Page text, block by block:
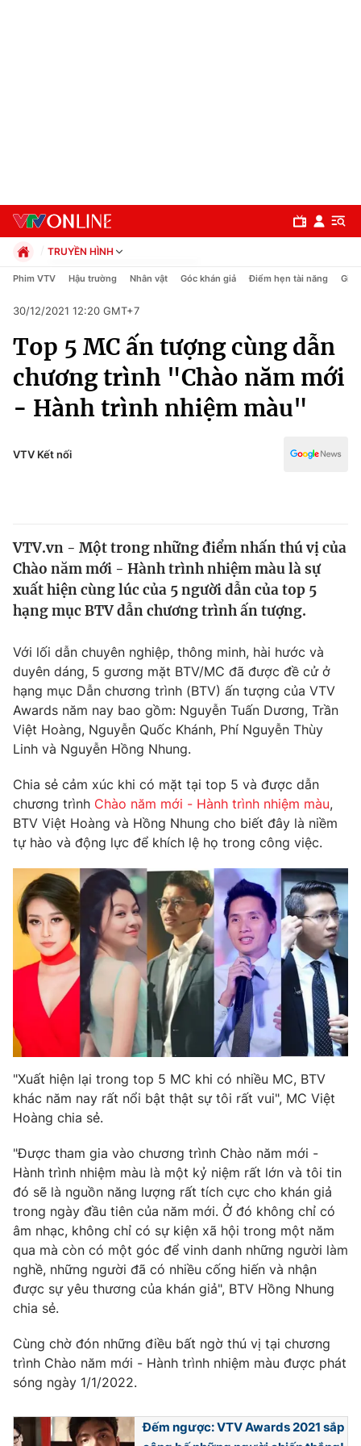
Chuyên mục
Chính trị
Xã hội
Pháp luật
Thế giới
Tin tức
Thế giới đó đây
Câu chuyện quốc tế
Kinh tế
Thị trường
Góc doanh nghiệp
Dữ liệu và đời sống
Truyền hình
Phim VTV
Hậu trường
Nhân vật
Khán giả
Giải trí
Âm nhạc
Sao
Đời sống
Du lịch
Làm đẹp
Chất lượng cuộc sống
Giáo dục
Tuyển sinh
Học trực tuyến
Công nghệ
Hitech Công nghệ tương lai
Sản phẩm
Thị trường
Tư vấn
Giao lưu trực tuyến
Lịch phát sóng
Chuyên mục khác
Photo Infographic
Video Shorts video
VTV Money VTV Thể thao
VTV Sức khoẻ Bất động sản
Thị trường 24h Tấm lòng Việt
VTV4 Vươn mình bằng AI
VTV9
Liên hệ tòa soạn English
TRUYỀN HÌNH
Chính trị
Pháp luật
Kinh tế
Thể thao
Truyền hình
Văn hóa - Giải trí
Phim VTV Hậu trường Nhân vật Góc khán giả Điểm hẹn tài năng Giải
30/12/2021 12:20 GMT+7
Top 5 MC ấn tượng cùng dẫn
chương trình "Chào năm mới
- Hành trình nhiệm màu"
VTV Kết nối
VTV.vn - Một trong những điểm nhấn thú vị của
Chào năm mới - Hành trình nhiệm màu là sự
xuất hiện cùng lúc của 5 người dẫn của top 5
hạng mục BTV dẫn chương trình ấn tượng.
Với lối dẫn chuyên nghiệp, thông minh, hài hước và
duyên dáng, 5 gương mặt BTV/MC đã được đề cử ở
hạng mục Dẫn chương trình (BTV) ấn tượng của VTV
Awards năm nay bao gồm: Nguyễn Tuấn Dương, Trần
Việt Hoàng, Nguyễn Quốc Khánh, Phí Nguyễn Thùy
Linh và Nguyễn Hồng Nhung.
Chia sẻ cảm xúc khi có mặt tại top 5 và được dẫn
chương trình Chào năm mới - Hành trình nhiệm màu,
BTV Việt Hoàng và Hồng Nhung cho biết đây là niềm
tự hào và động lực để khích lệ họ trong công việc.
"Xuất hiện lại trong top 5 MC khi có nhiều MC, BTV
khác năm nay rất nổi bật thật sự tôi rất vui", MC Việt
Hoàng chia sẻ.
"Được tham gia vào chương trình Chào năm mới -
Hành trình nhiệm màu là một kỷ niệm rất lớn và tôi tin
đó sẽ là nguồn năng lượng rất tích cực cho khán giả
trong ngày đầu tiên của năm mới. Ở đó không chỉ có
âm nhạc, không chỉ có sự kiện xã hội trong một năm
qua mà còn có một góc để vinh danh những người làm
nghề, những người đã có nhiều cống hiến và nhận
được sự yêu thương của khán giả", BTV Hồng Nhung
chia sẻ.
Cùng chờ đón những điều bất ngờ thú vị tại chương
trình Chào năm mới - Hành trình nhiệm màu được phát
sóng ngày 1/1/2022.
Đếm ngược: VTV Awards 2021 sắp